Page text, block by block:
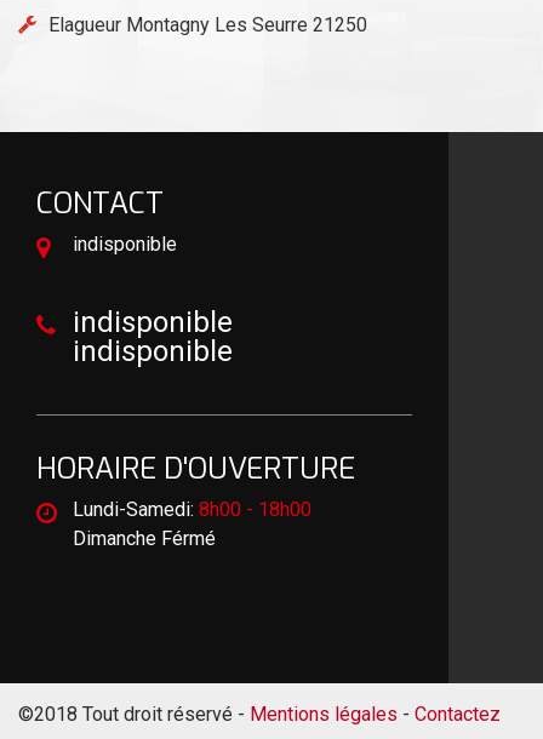
Elagueur Montagny Les Seurre 21250
CONTACT
indisponible
indisponible
indisponible
HORAIRE D'OUVERTURE
Lundi-Samedi: 8h00 - 18h00
Dimanche Férmé
©2018 Tout droit réservé - Mentions légales - Contactez